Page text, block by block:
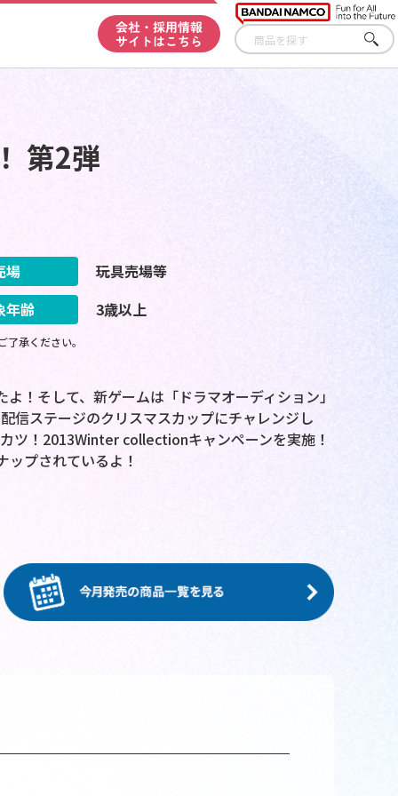
会社・採用情報
サイトはこちら
さが
す
第2弾
場
玩具売場等
年齢
3歳以上
承ください。
！そして、新ゲームは「ドラマオーディション」
信ステージのクリスマスカップにチャレンジし
ツ！2013Winter collectionキャンペーンを実施！
プされているよ！